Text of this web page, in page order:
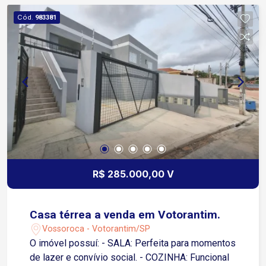
Cód. 983381
R$ 285.000,00 V
Casa térrea a venda em Votorantim.
Vossoroca - Votorantim/SP
O imóvel possuí: - SALA: Perfeita para momentos
de lazer e convívio social. - COZINHA: Funcional